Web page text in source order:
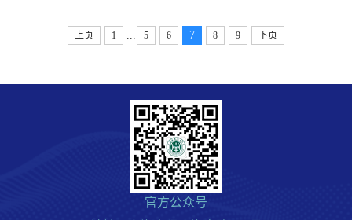
上页 1 5 6 7 8 9 下页
官方公众号